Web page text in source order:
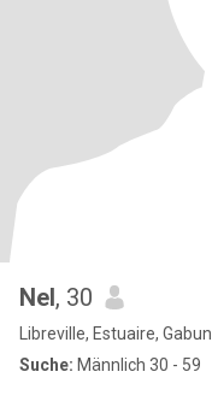
Nel, 30
Libreville, Estuaire, Gabun
Suche: Männlich 30 - 59